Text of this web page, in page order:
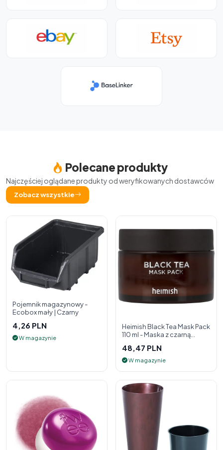
Polecane produkty
Najczęściej oglądane produkty od weryfikowanych dostawców
Zobacz wszystkie
Pojemnik magazynowy -
Ecobox mały | Czarny
4,26 PLN
W magazynie
Heimish Black Tea Mask Pack
110 ml - Maska z czarną
48,47 PLN
W magazynie